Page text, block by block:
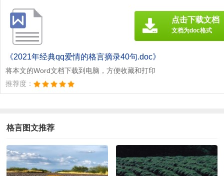
《2021年经典qq爱情的格言摘录40句.doc》
将本文的Word文档下载到电脑，方便收藏和打印
推荐度：
点击下载文档
文档为doc格式
格言图文推荐